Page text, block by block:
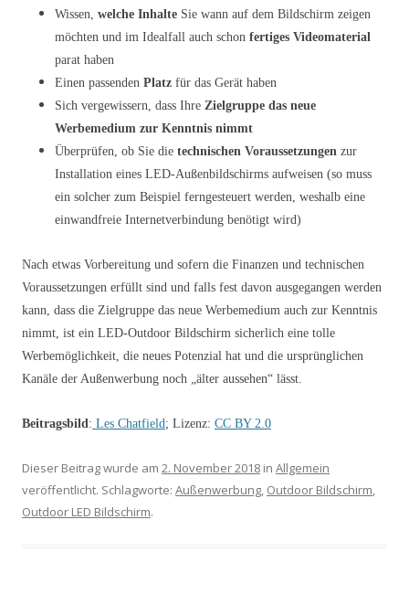
Wissen, welche Inhalte Sie wann auf dem Bildschirm zeigen
möchten und im Idealfall auch schon fertiges Videomaterial
parat haben
Einen passenden Platz für das Gerät haben
Sich vergewissern, dass Ihre Zielgruppe das neue
Werbemedium zur Kenntnis nimmt
Überprüfen, ob Sie die technischen Voraussetzungen zur
Installation eines LED-Außenbildschirms aufweisen (so muss
ein solcher zum Beispiel ferngesteuert werden, weshalb eine
einwandfreie Internetverbindung benötigt wird)
Nach etwas Vorbereitung und sofern die Finanzen und technischen
Voraussetzungen erfüllt sind und falls fest davon ausgegangen werden
kann, dass die Zielgruppe das neue Werbemedium auch zur Kenntnis
nimmt, ist ein LED-Outdoor Bildschirm sicherlich eine tolle
Werbemöglichkeit, die neues Potenzial hat und die ursprünglichen
Kanäle der Außenwerbung noch „älter aussehen“ lässt.
Beitragsbild: Les Chatfield; Lizenz: CC BY 2.0
Dieser Beitrag wurde am 2. November 2018 in Allgemein
veröffentlicht. Schlagworte: Außenwerbung, Outdoor Bildschirm,
Outdoor LED Bildschirm.